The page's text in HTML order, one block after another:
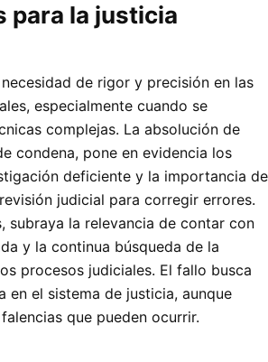
para la justicia
de rigor y precisión en las
especialmente cuando se
complejas. La absolución de
condena, pone en evidencia los
deficiente y la importancia de
judicial para corregir errores.
subraya la relevancia de contar con
y la continua búsqueda de la
procesos judiciales. El fallo busca
en el sistema de justicia, aunque
que pueden ocurrir.